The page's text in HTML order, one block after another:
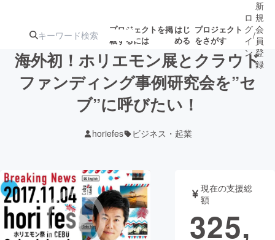
プロジェクトを掲
載するには
はじ
める
プロジェクト
をさがす
注目のリ 注目の新着プロ募集終了が近いプ
テクノロジー・ガジェット
映像・映画 書籍・雑誌
ロ
グ
イ
ン
/
新
規
会
員
登
録
海外初！ホリエモン展とクラウド
ファンディング事例研究会を”セ
ブ”に呼びたい！
horiefes ビジネス・起業
現在の支援総
額
325,